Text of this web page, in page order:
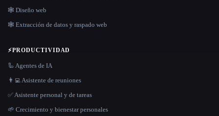
🕸 Diseño web
🕸️ Extracción de datos y raspado web
⚡PRODUCTIVIDAD
🦾 Agentes de IA
👨‍💻 Asistente de reuniones
✅ Asistente personal y de tareas
🌱 Crecimiento y bienestar personales